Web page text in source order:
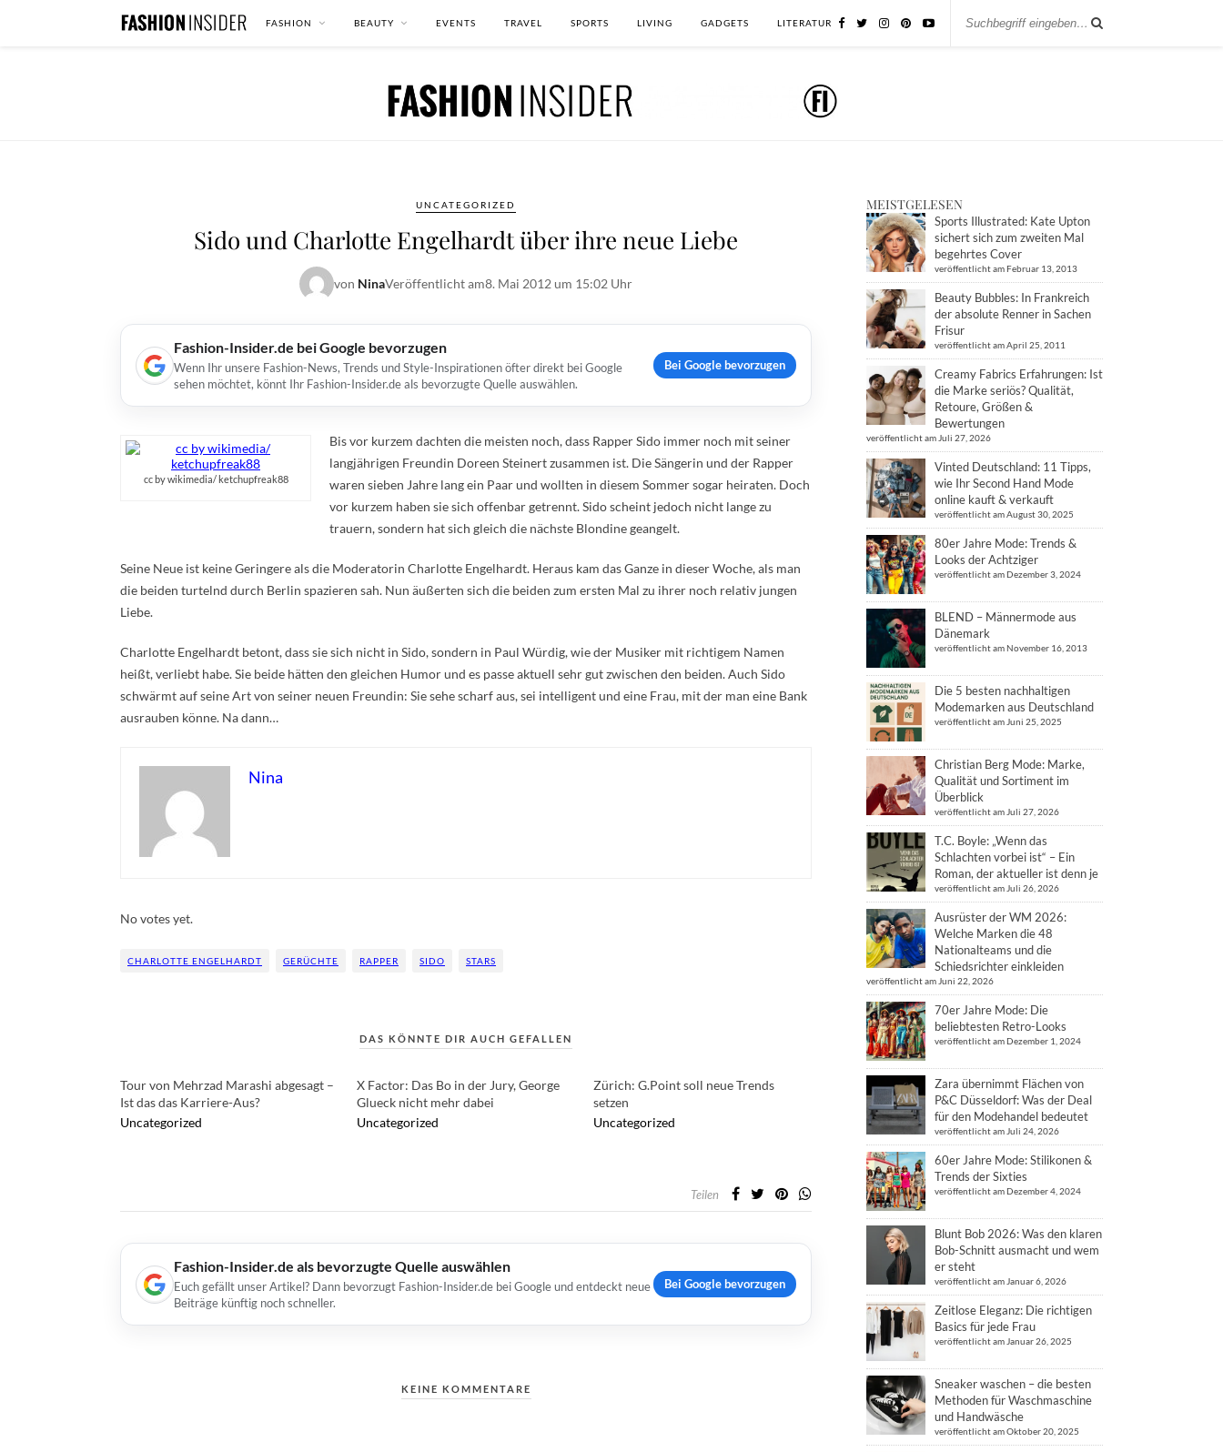
FASHION BEAUTY EVENTS TRAVEL SPORTS LIVING GADGETS LITERATUR
UNCATEGORIZED
Sido und Charlotte Engelhardt über ihre neue Liebe
von NinaVeröffentlicht am8. Mai 2012 um 15:02 Uhr
Fashion-Insider.de bei Google bevorzugen
Wenn Ihr unsere Fashion-News, Trends und Style-Inspirationen öfter direkt bei Google
sehen möchtet, könnt Ihr Fashion-Insider.de als bevorzugte Quelle auswählen.
Bei Google bevorzugen
cc by wikimedia/ ketchupfreak88
Bis vor kurzem dachten die meisten noch, dass Rapper Sido immer noch mit seiner
langjährigen Freundin Doreen Steinert zusammen ist. Die Sängerin und der Rapper
waren sieben Jahre lang ein Paar und wollten in diesem Sommer sogar heiraten. Doch
vor kurzem haben sie sich offenbar getrennt. Sido scheint jedoch nicht lange zu
trauern, sondern hat sich gleich die nächste Blondine geangelt.
Seine Neue ist keine Geringere als die Moderatorin Charlotte Engelhardt. Heraus kam das Ganze in dieser Woche, als man
die beiden turtelnd durch Berlin spazieren sah. Nun äußerten sich die beiden zum ersten Mal zu ihrer noch relativ jungen
Liebe.
Charlotte Engelhardt betont, dass sie sich nicht in Sido, sondern in Paul Würdig, wie der Musiker mit richtigem Namen
heißt, verliebt habe. Sie beide hätten den gleichen Humor und es passe aktuell sehr gut zwischen den beiden. Auch Sido
schwärmt auf seine Art von seiner neuen Freundin: Sie sehe scharf aus, sei intelligent und eine Frau, mit der man eine Bank
ausrauben könne. Na dann…
Nina
No votes yet.
CHARLOTTE ENGELHARDT GERÜCHTE RAPPER SIDO STARS
DAS KÖNNTE DIR AUCH GEFALLEN
Tour von Mehrzad Marashi abgesagt –
Ist das das Karriere-Aus?
Uncategorized
X Factor: Das Bo in der Jury, George
Glueck nicht mehr dabei
Uncategorized
Zürich: G.Point soll neue Trends
setzen
Uncategorized
Teilen
Fashion-Insider.de als bevorzugte Quelle auswählen
Euch gefällt unser Artikel? Dann bevorzugt Fashion-Insider.de bei Google und entdeckt neue
Beiträge künftig noch schneller.
Bei Google bevorzugen
KEINE KOMMENTARE
MEISTGELESEN
Sports Illustrated: Kate Upton
sichert sich zum zweiten Mal
begehrtes Cover
veröffentlicht am Februar 13, 2013
Beauty Bubbles: In Frankreich
der absolute Renner in Sachen
Frisur
veröffentlicht am April 25, 2011
Creamy Fabrics Erfahrungen: Ist
die Marke seriös? Qualität,
Retoure, Größen &
Bewertungen
veröffentlicht am Juli 27, 2026
Vinted Deutschland: 11 Tipps,
wie Ihr Second Hand Mode
online kauft & verkauft
veröffentlicht am August 30, 2025
80er Jahre Mode: Trends &
Looks der Achtziger
veröffentlicht am Dezember 3, 2024
BLEND – Männermode aus
Dänemark
veröffentlicht am November 16, 2013
Die 5 besten nachhaltigen
Modemarken aus Deutschland
veröffentlicht am Juni 25, 2025
Christian Berg Mode: Marke,
Qualität und Sortiment im
Überblick
veröffentlicht am Juli 27, 2026
T.C. Boyle: „Wenn das
Schlachten vorbei ist“ – Ein
Roman, der aktueller ist denn je
veröffentlicht am Juli 26, 2026
Ausrüster der WM 2026:
Welche Marken die 48
Nationalteams und die
Schiedsrichter einkleiden
veröffentlicht am Juni 22, 2026
70er Jahre Mode: Die
beliebtesten Retro-Looks
veröffentlicht am Dezember 1, 2024
Zara übernimmt Flächen von
P&C Düsseldorf: Was der Deal
für den Modehandel bedeutet
veröffentlicht am Juli 24, 2026
60er Jahre Mode: Stilikonen &
Trends der Sixties
veröffentlicht am Dezember 4, 2024
Blunt Bob 2026: Was den klaren
Bob-Schnitt ausmacht und wem
er steht
veröffentlicht am Januar 6, 2026
Zeitlose Eleganz: Die richtigen
Basics für jede Frau
veröffentlicht am Januar 26, 2025
Sneaker waschen – die besten
Methoden für Waschmaschine
und Handwäsche
veröffentlicht am Oktober 20, 2025